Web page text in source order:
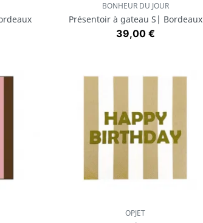
Aperçu rapide
BONHEUR DU JOUR
Présentoir à gateau S| Bordeaux
Prix
39,00 €
Aperçu rapide
OPJET